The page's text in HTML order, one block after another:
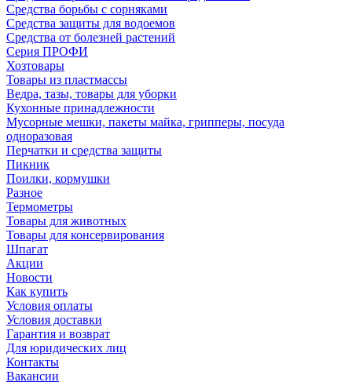
Средства борьбы с сорняками
Средства защиты для водоемов
Средства от болезней растений
Серия ПРОФИ
Хозтовары
Товары из пластмассы
Ведра, тазы, товары для уборки
Кухонные принадлежности
Мусорные мешки, пакеты майка, грипперы, посуда
одноразовая
Перчатки и средства защиты
Пикник
Поилки, кормушки
Разное
Термометры
Товары для животных
Товары для консервирования
Шпагат
Акции
Новости
Как купить
Условия оплаты
Условия доставки
Гарантия и возврат
Для юридических лиц
Контакты
Вакансии